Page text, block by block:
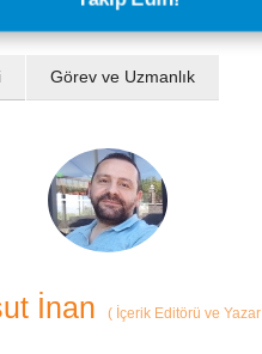
Görev ve Uzmanlık
İnan ( İçerik Editörü ve Yazar